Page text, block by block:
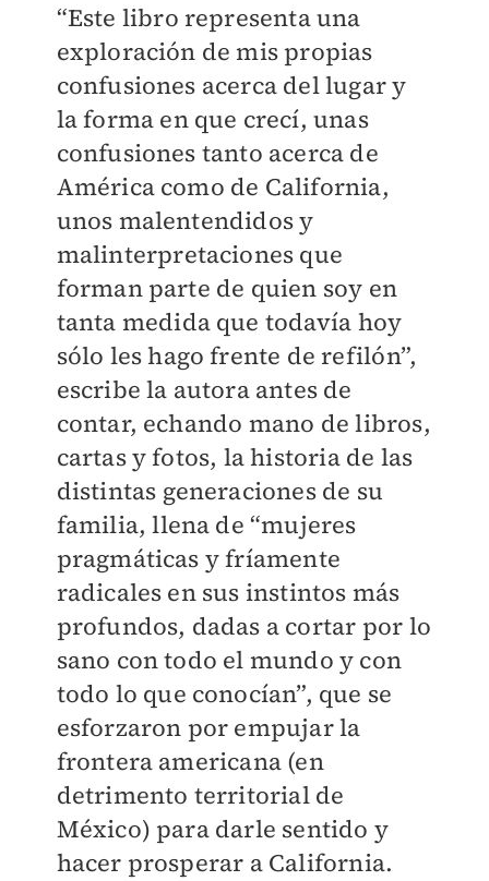
“Este libro representa una
exploración de mis propias
confusiones acerca del lugar y
la forma en que crecí, unas
confusiones tanto acerca de
América como de California,
unos malentendidos y
malinterpretaciones que
forman parte de quien soy en
tanta medida que todavía hoy
sólo les hago frente de refilón”,
escribe la autora antes de
contar, echando mano de libros,
cartas y fotos, la historia de las
distintas generaciones de su
familia, llena de “mujeres
pragmáticas y fríamente
radicales en sus instintos más
profundos, dadas a cortar por lo
sano con todo el mundo y con
todo lo que conocían”, que se
esforzaron por empujar la
frontera americana (en
detrimento territorial de
México) para darle sentido y
hacer prosperar a California.